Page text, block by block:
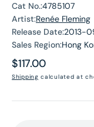
Cat No.:4785107
Artist:Renée Fleming
Release Date:2013-
Sales Region:Hong
Regular
price
$117.00
Shipping calculated at